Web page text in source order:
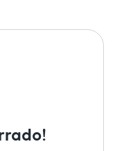
baixa.